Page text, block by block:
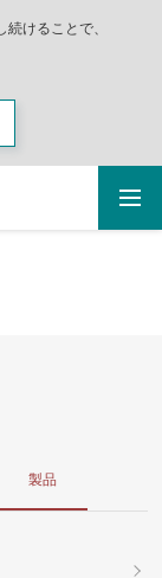
けることで、
製品